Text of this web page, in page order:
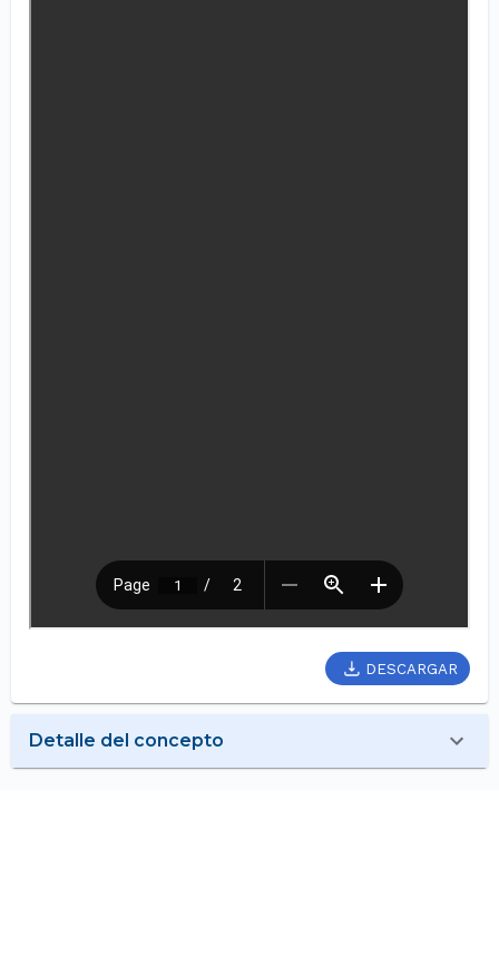
DESCARGAR
Detalle del concepto